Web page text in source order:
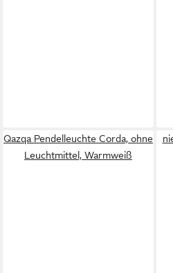
Qazqa Pendelleuchte Corda, ohne
Leuchtmittel, Warmweiß